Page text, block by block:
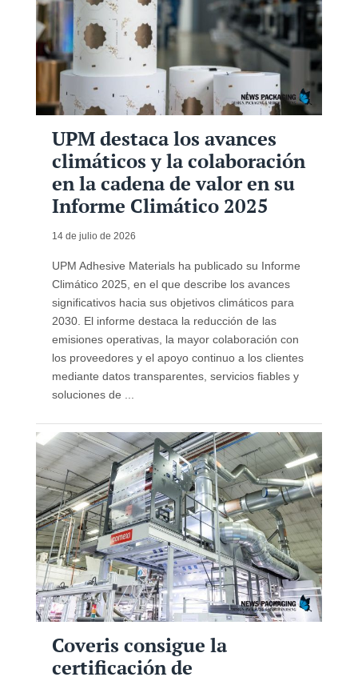
UPM destaca los avances
climáticos y la colaboración
en la cadena de valor en su
Informe Climático 2025
14 de julio de 2026
UPM Adhesive Materials ha publicado su Informe
Climático 2025, en el que describe los avances
significativos hacia sus objetivos climáticos para
2030. El informe destaca la reducción de las
emisiones operativas, la mayor colaboración con
los proveedores y el apoyo continuo a los clientes
mediante datos transparentes, servicios fiables y
soluciones de ...
Coveris consigue la
certificación de